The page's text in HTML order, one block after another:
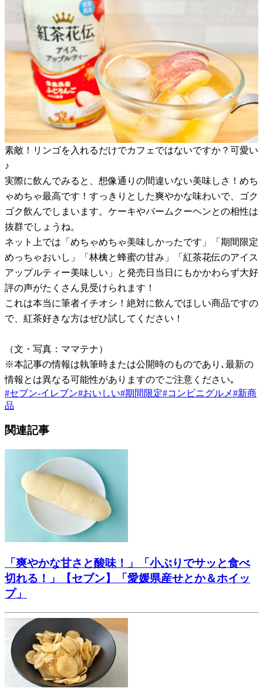
素敵！リンゴを入れるだけでカフェではないですか？可愛い
♪
実際に飲んでみると、想像通りの間違いない美味しさ！めち
ゃめちゃ最高です！すっきりとした爽やかな味わいで、ゴク
ゴク飲んでしまいます。ケーキやバームクーヘンとの相性は
抜群でしょうね。
ネット上では「めちゃめちゃ美味しかったです」「期間限定
めっちゃおいし」「林檎と蜂蜜の甘み」「紅茶花伝のアイス
アップルティー美味しい」と発売日当日にもかかわらず大好
評の声がたくさん見受けられます！
これは本当に筆者イチオシ！絶対に飲んでほしい商品ですの
で、紅茶好きな方はぜひ試してください！
（文・写真：ママテナ）
※本記事の情報は執筆時または公開時のものであり､最新の
情報とは異なる可能性がありますのでご注意ください｡
#セブン-イレブン#おいしい#期間限定#コンビニグルメ#新商
品
関連記事
「爽やかな甘さと酸味！」「小ぶりでサッと食べ
切れる！」【セブン】「愛媛県産せとか＆ホイッ
プ」